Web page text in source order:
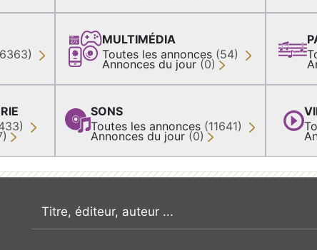
MULTIMÉDIA
Toutes les annonces (54)
Annonces du jour (0)
SONS
Toutes les annonces (11641)
Annonces du jour (0)
recherche par mot clé